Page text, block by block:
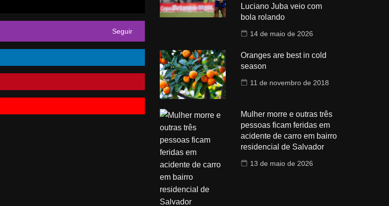
Seguir
Luciano Juba veio com
bola rolando
14 de maio de 2026
Oranges are best in cold
season
11 de novembro de 2018
Mulher morre e outras três
pessoas ficam feridas em
acidente de carro em bairro
residencial de Salvador
13 de maio de 2026